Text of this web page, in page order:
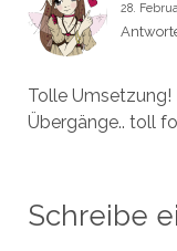
28.
Tolle Umsetzung!
Übergänge.. toll
Schreibe